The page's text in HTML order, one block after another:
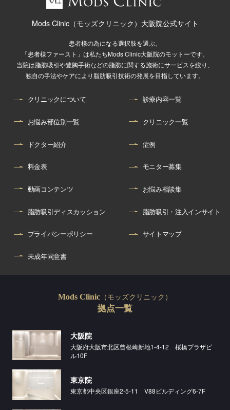
Mods Clinic（モッズクリニック）大阪院公式サイト
患者様の為になる選択肢を選ぶ。
「患者様ファースト」は私たちMods Clinic大阪院のモットーです。
当院は脂肪吸引や豊胸手術などの脂肪に関する施術にサービスを絞り、
独自の手法やケアにより脂肪吸引技術の発展を目指しています。
クリニックについて 診療内容一覧
お悩み部位別一覧 クリニック一覧
ドクター紹介 症例
料金表 モニター募集
動画コンテンツ お悩み相談集
脂肪吸引ディスカッション 脂肪吸引・注入インサイト
プライバシーポリシー サイトマップ
未成年同意書
Mods Clinic （モッズクリニック）
拠点一覧
大阪院
大阪府大阪市北区曾根崎新地1-4-12 桜橋プラザビ
ル10F
東京院
東京都中央区銀座2-5-11 V88ビルディング6-7F